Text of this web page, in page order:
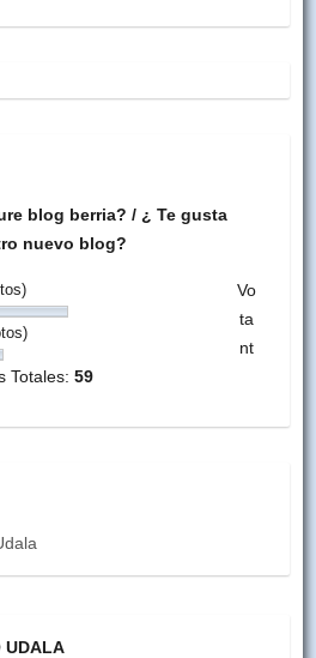
blog berria? / ¿ Te gusta
nuevo blog?
Vo
ta
nt
Totales:59
UDALA